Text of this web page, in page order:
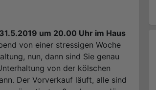
31.5.2019 um 20.00 Uhr im Haus
von einer stressigen Woche
nun, dann sind Sie genau
von der kölschen
Der Vorverkauf läuft, alle sind